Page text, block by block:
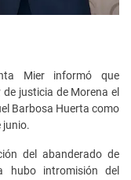
Mier informó que
justicia de Morena el
Barbosa Huerta como
junio.
del abanderado de
hubo intromisión del